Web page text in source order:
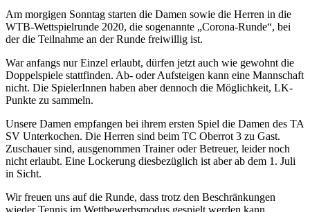
Am morgigen Sonntag starten die Damen sowie die Herren in die
WTB-Wettspielrunde 2020, die sogenannte „Corona-Runde“, bei
der die Teilnahme an der Runde freiwillig ist.
War anfangs nur Einzel erlaubt, dürfen jetzt auch wie gewohnt die
Doppelspiele stattfinden. Ab- oder Aufsteigen kann eine Mannschaft
nicht. Die SpielerInnen haben aber dennoch die Möglichkeit, LK-
Punkte zu sammeln.
Unsere Damen empfangen bei ihrem ersten Spiel die Damen des TA
SV Unterkochen. Die Herren sind beim TC Oberrot 3 zu Gast.
Zuschauer sind, ausgenommen Trainer oder Betreuer, leider noch
nicht erlaubt. Eine Lockerung diesbezüglich ist aber ab dem 1. Juli
in Sicht.
Wir freuen uns auf die Runde, dass trotz den Beschränkungen